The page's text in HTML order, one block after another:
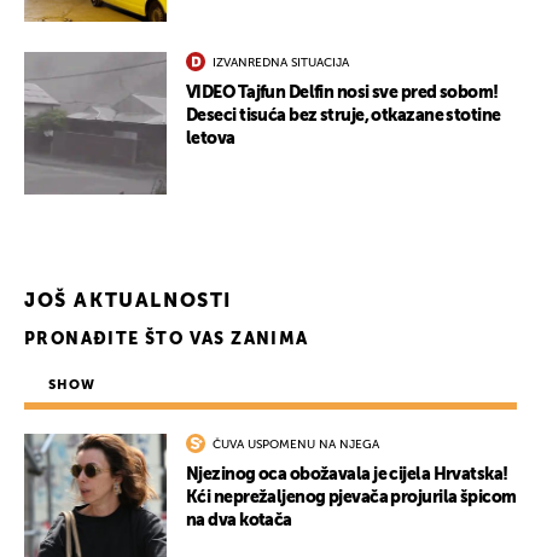
IZVANREDNA SITUACIJA
VIDEO Tajfun Delfin nosi sve pred sobom!
Deseci tisuća bez struje, otkazane stotine
letova
JOŠ AKTUALNOSTI
PRONAĐITE ŠTO VAS ZANIMA
SHOW
ČUVA USPOMENU NA NJEGA
Njezinog oca obožavala je cijela Hrvatska!
Kći neprežaljenog pjevača projurila špicom
na dva kotača